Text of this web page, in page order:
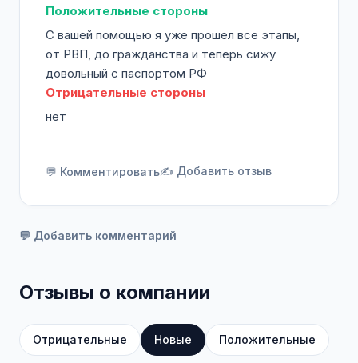
Положительные стороны
С вашей помощью я уже прошел все этапы,
от РВП, до гражданства и теперь сижу
довольный с паспортом РФ
Отрицательные стороны
нет
💬 Комментировать✍️ Добавить отзыв
💬 Добавить комментарий
Отзывы о компании
Отрицательные Новые Положительные